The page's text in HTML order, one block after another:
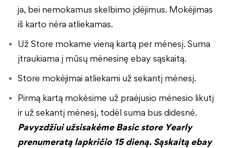
ja, bei nemokamus skelbimo įdėjimus. Mokėjimas
iš karto nėra atliekamas.
Už Store mokame vieną kartą per mėnesį. Suma
įtraukiama į mūsų mėnesinę ebay sąskaitą.
Store mokėjimai atliekami už sekantį mėnesį.
Pirmą kartą mokėsime už praėjusio mėnesio likutį
ir už sekantį mėnesį, todėl suma bus didesnė.
Pavyzdžiui užsisakėme Basic store Yearly
prenumeratą lapkričio 15 dieną. Sąskaitą ebay